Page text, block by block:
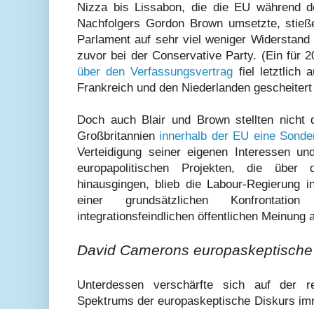
Nizza bis Lissabon, die die EU während
Nachfolgers Gordon Brown umsetzte,
Parlament auf sehr viel weniger
zuvor bei der Conservative Party. (Ein für
über den Verfassungsvertrag fiel letztlich
Frankreich und den Niederlanden
Doch auch Blair und Brown stellten nicht
Großbritannien innerhalb der EU eine
Verteidigung seiner eigenen Interessen
europapolitischen Projekten, die über
hinausgingen, blieb die Labour-Regierung
einer grundsätzlichen
integrationsfeindlichen öffentlichen Meinung
David Camerons
Unterdessen verschärfte sich auf der
Spektrums der europaskeptische Diskurs